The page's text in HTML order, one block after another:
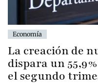
Economía
La creación de
dispara un
el segundo